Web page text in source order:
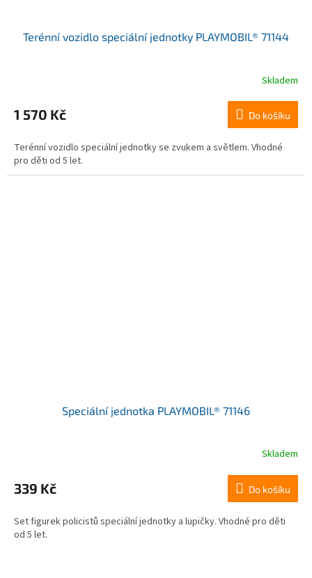
Terénní vozidlo speciální jednotky PLAYMOBIL® 71144
produktu
je
z
5
hvězdiček.
Skladem
1 570 Kč Do košíku
Terénní vozidlo speciální jednotky se zvukem a světlem. Vhodné
pro děti od 5 let.
Speciální jednotka PLAYMOBIL® 71146
Skladem
339 Kč Do košíku
Set figurek policistů speciální jednotky a lupičky. Vhodné pro děti
od 5 let.